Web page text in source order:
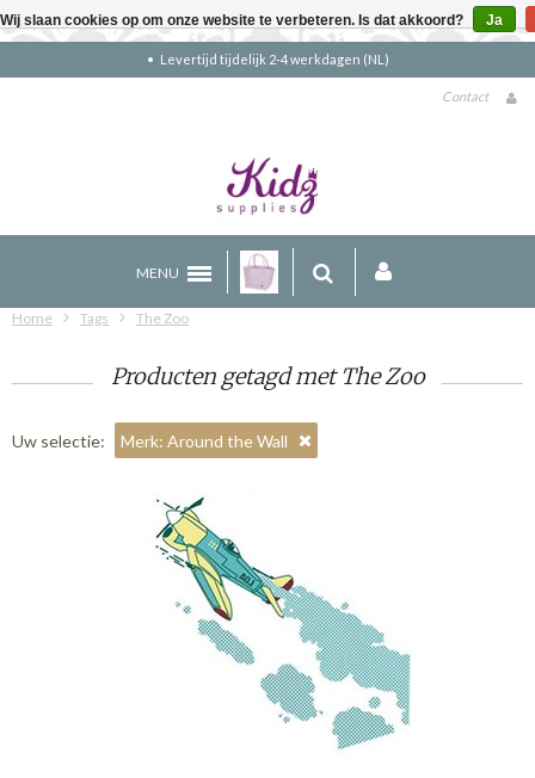
Levertijd tijdelijk 2-4 werkdagen (NL)
Contact
MENU
Home Tags The Zoo
Producten getagd met The Zoo
Uw selectie: Merk: Around the Wall
Wij slaan cookies op om onze website te verbeteren. Is dat akkoord? Ja